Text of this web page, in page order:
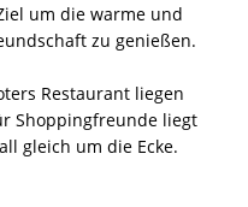
um die warme und
zu genießen.
Restaurant liegen
Shoppingfreunde liegt
gleich um die Ecke.